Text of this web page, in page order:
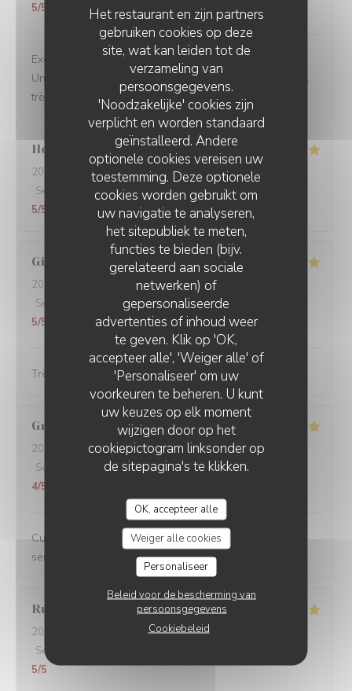
Het restaurant en zijn partners
gebruiken cookies op deze
site, wat kan leiden tot de
verzameling van
persoonsgegevens.
'Noodzakelijke' cookies zijn
verplicht en worden standaard
geïnstalleerd. Andere
optionele cookies vereisen uw
toestemming. Deze optionele
cookies worden gebruikt om
uw navigatie te analyseren,
het sitepubliek te meten,
functies te bieden (bijv.
gerelateerd aan sociale
netwerken) of
gepersonaliseerde
advertenties of inhoud weer
te geven. Klik op 'OK,
accepteer alle', 'Weiger alle' of
'Personaliseer' om uw
voorkeuren te beheren. U kunt
uw keuzes op elk moment
wijzigen door op het
cookiepictogram linksonder op
de sitepagina's te klikken.
OK, accepteer alle
Weiger alle cookies
Personaliseer
Beleid voor de bescherming van
persoonsgegevens
Cookiebeleid
5/5
Excellente table. Produits de qualité, belle présentation.
Un vrai moment de gastronomie Française. Et personnel
très agréable.
Hervé
2026-07-03
- 19:30 - Gasten 2
Service
Atmosfeer: 5/5 Keuken: 5 /5 Kwaliteit / Prijs
5/5
Gilles
2026-06-23
- 12:30 - Gasten 5
Service
Atmosfeer: 5/5 Keuken:5/5
5/5
Très bon et très convivial
Grégoire
2026-06-18- 20:45 - Gasten 2
Service
Atmosfeer:5/5 Keuken 5/5 Kwaliteit / Prijs
4/5
Cuisine créative et de qualité, ambiance conviviale et
service impeccable, je recommande sans hésiter.
Rudy
2026-06-13
- 19:00 - Gasten 2
Service
5/5